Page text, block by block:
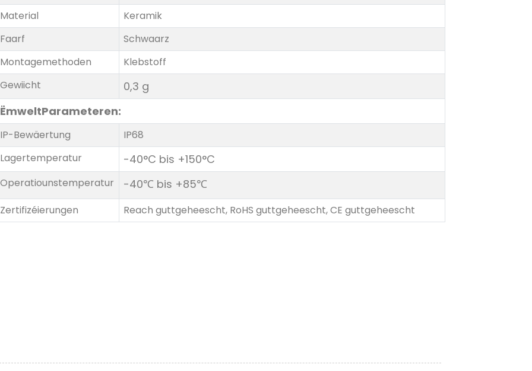
Material
Keramik
Faarf
Schwaarz
Montagemethoden
Klebstoff
Gewiicht
0,3 g
ËmweltParameteren:
IP-Bewäertung
IP68
Lagertemperatur
-40°C bis +150°C
Operatiounstemperatur -40℃ bis +85℃
Zertifizéierungen Reach guttgeheescht, RoHS guttgeheescht, CE guttgeheescht